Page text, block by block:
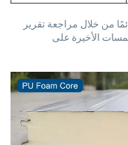
من خلال مراجعة تقرير
الأخيرة على